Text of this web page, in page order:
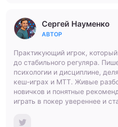
Сергей Науменко
АВТОР
Практикующий игрок,
до стабильного регуляра.
психологии и дисциплине,
кеш-играх и МТТ. Живые
новичков и понятные
играть в покер увереннее и